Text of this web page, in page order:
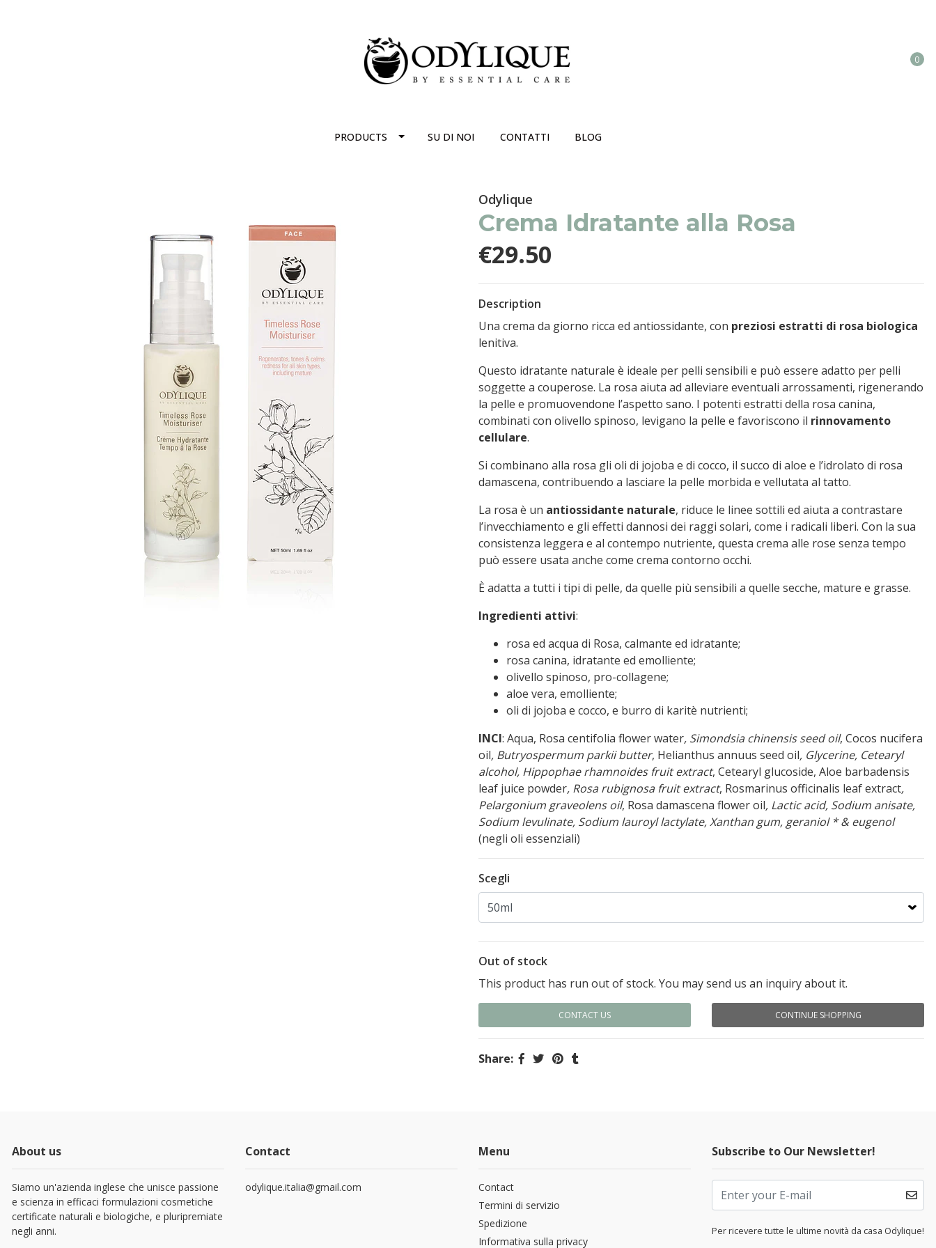
0
PRODUCTS SU DI NOI CONTATTI BLOG
Odylique
Crema Idratante alla Rosa
€29.50
Description
Una crema da giorno ricca ed antiossidante, con preziosi estratti di rosa biologica
lenitiva.
Questo idratante naturale è ideale per pelli sensibili e può essere adatto per pelli
soggette a couperose. La rosa aiuta ad alleviare eventuali arrossamenti, rigenerando
la pelle e promuovendone l’aspetto sano. I potenti estratti della rosa canina,
combinati con olivello spinoso, levigano la pelle e favoriscono il rinnovamento
cellulare.
Si combinano alla rosa gli oli di jojoba e di cocco, il succo di aloe e l’idrolato di rosa
damascena, contribuendo a lasciare la pelle morbida e vellutata al tatto.
La rosa è un antiossidante naturale, riduce le linee sottili ed aiuta a contrastare
l’invecchiamento e gli effetti dannosi dei raggi solari, come i radicali liberi. Con la sua
consistenza leggera e al contempo nutriente, questa crema alle rose senza tempo
può essere usata anche come crema contorno occhi.
È adatta a tutti i tipi di pelle, da quelle più sensibili a quelle secche, mature e grasse.
Ingredienti attivi:
rosa ed acqua di Rosa, calmante ed idratante;
rosa canina, idratante ed emolliente;
olivello spinoso, pro-collagene;
aloe vera, emolliente;
oli di jojoba e cocco, e burro di karitè nutrienti;
INCI: Aqua, Rosa centifolia flower water, Simondsia chinensis seed oil, Cocos nucifera
oil, Butryospermum parkii butter, Helianthus annuus seed oil, Glycerine, Cetearyl
alcohol, Hippophae rhamnoides fruit extract, Cetearyl glucoside, Aloe barbadensis
leaf juice powder, Rosa rubignosa fruit extract, Rosmarinus officinalis leaf extract,
Pelargonium graveolens oil, Rosa damascena flower oil, Lactic acid, Sodium anisate,
Sodium levulinate, Sodium lauroyl lactylate, Xanthan gum, geraniol * & eugenol
(negli oli essenziali)
Scegli
Out of stock
This product has run out of stock. You may send us an inquiry about it.
CONTACT US CONTINUE SHOPPING
Share:
About us
Siamo un'azienda inglese che unisce passione
e scienza in efficaci formulazioni cosmetiche
certificate naturali e biologiche, e pluripremiate
negli anni.
Contact
odylique.italia@gmail.com
Menu
Contact
Termini di servizio
Spedizione
Informativa sulla privacy
Subscribe to Our Newsletter!
Per ricevere tutte le ultime novità da casa Odylique!